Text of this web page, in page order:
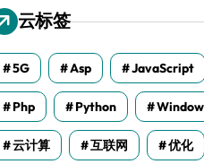
云标签
5G Asp JavaScript
Php Python
云计算 互联网 优化